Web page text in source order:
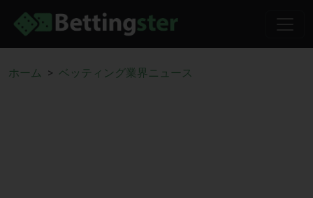
ホーム ベッティング業界ニュース